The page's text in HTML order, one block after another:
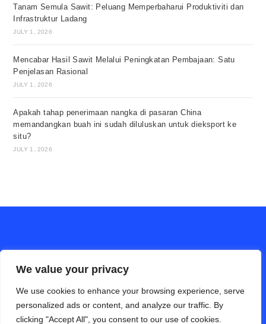
We value your privacy
We use cookies to enhance your browsing experience, serve
personalized ads or content, and analyze our traffic. By
clicking "Accept All", you consent to our use of cookies.
Tanam Semula Sawit: Peluang Memperbaharui Produktiviti dan
Infrastruktur Ladang
JULY 1, 2026
Mencabar Hasil Sawit Melalui Peningkatan Pembajaan: Satu
Penjelasan Rasional
JULY 1, 2026
Apakah tahap penerimaan nangka di pasaran China
memandangkan buah ini sudah diluluskan untuk dieksport ke
situ?
JULY 1, 2026